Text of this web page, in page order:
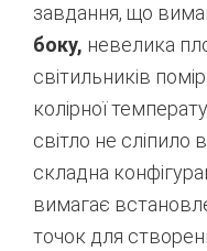
завдання, що
боку, невелика
світильників
колірної
світло не сліпило
складна
вимагає
точок для